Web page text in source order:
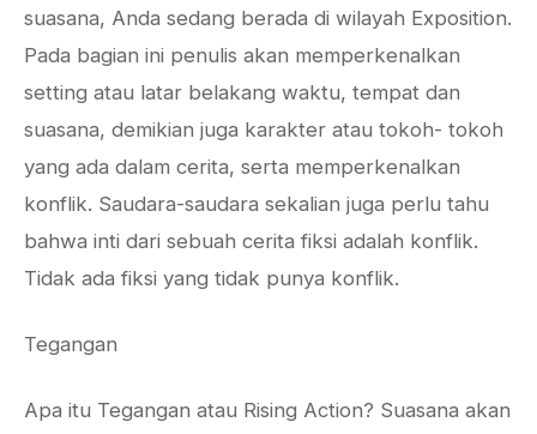
suasana, Anda sedang berada di wilayah Exposition.
Pada bagian ini penulis akan memperkenalkan
setting atau latar belakang waktu, tempat dan
suasana, demikian juga karakter atau tokoh- tokoh
yang ada dalam cerita, serta memperkenalkan
konflik. Saudara-saudara sekalian juga perlu tahu
bahwa inti dari sebuah cerita fiksi adalah konflik.
Tidak ada fiksi yang tidak punya konflik.
Tegangan
Apa itu Tegangan atau Rising Action? Suasana akan